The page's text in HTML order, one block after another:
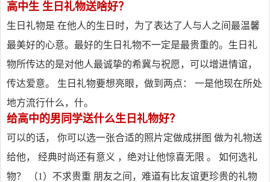
高中生 生日礼物送啥好？
生日礼物是 在他人的生日时，为了表达了人与人之间最温馨
最美好的心意。最好的生日礼物不一定是最贵重的。生日礼
物所传达的是对他人最诚挚的希冀与祝愿，可以增进情谊，
传达爱意。 生日礼物要想亮眼，做到两点： 一是他现在所处
地方流行什么，什。
给高中的男同学送什么生日礼物好？
可以的话， 你可以选一张合适的照片定做成拼图 做为礼物送
给他， 经典时尚还有意义 ，绝对让他惊喜无限 。 如何选礼
物？ （1）不求贵重 朋友之间，难道有比友谊更珍贵的礼物